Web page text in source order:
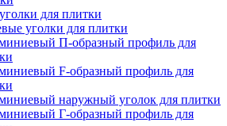
для плитки
уголки для плитки
П-образный профиль для
F-образный профиль для
наружный уголок для плитки
Г-образный профиль для